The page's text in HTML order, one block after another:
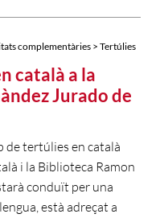
complementàries > Tertúlies
català a la
Jurado de
de tertúlies en català
i la Biblioteca Ramon
conduït per una
està adreçat a